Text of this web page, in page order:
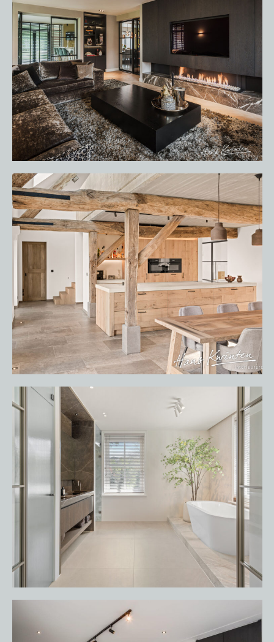
OVER ONS
VACATURES
ONDERHOUDSPRODUCTEN
SERVICE AFSPRAAK INPLANNEN
APPARATEN REGISTREREN